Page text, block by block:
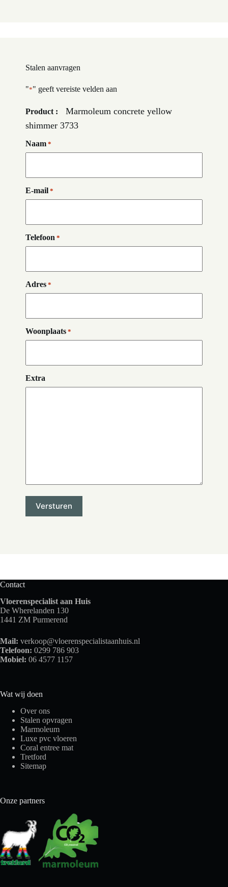
Stalen aanvragen
"*" geeft vereiste velden aan
Product :
Marmoleum concrete yellow
shimmer 3733
Naam *
E-mail *
Telefoon *
Adres *
Woonplaats *
Extra
Contact
Vloerenspecialist aan Huis
De Wherelanden 130
1441 ZM Purmerend
Mail: verkoop@vloerenspecialistaanhuis.nl
Telefoon: 0299 786 903
Mobiel: 06 4577 1157
Wat wij doen
Over ons
Stalen opvragen
Marmoleum
Luxe pvc vloeren
Coral entree mat
Tretford
Sitemap
Onze partners